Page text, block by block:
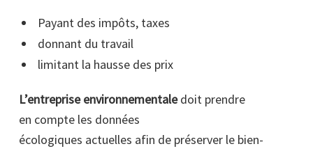
Payant des impôts, taxes
donnant du travail
limitant la hausse des prix
L’entreprise environnementaledoit prendre
en compte les données
écologiques actuelles afin de préserver le bien-